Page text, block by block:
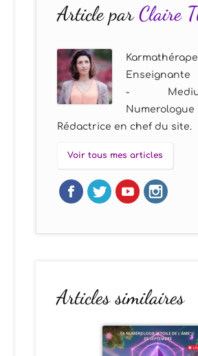
Article parClaire
Enseignante
-
Numerologue
Rédactrice en chef du site.
Voir tous mes articles
Articles similaires